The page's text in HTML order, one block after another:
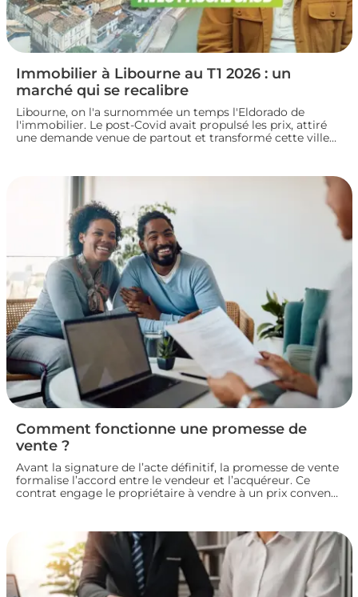
Immobilier à Libourne au T1 2026 : un
marché qui se recalibre
Libourne, on l'a surnommée un temps l'Eldorado de
l'immobilier. Le post-Covid avait propulsé les prix, attiré
une demande venue de partout et transformé cette ville
Comment fonctionne une promesse de
vente ?
Avant la signature de l’acte définitif, la promesse de vente
formalise l’accord entre le vendeur et l’acquéreur. Ce
contrat engage le propriétaire à vendre à un prix convenu
et droit de rétractation, analysons le fonctionnement réel
de cette étape clé d’une transaction immobilière.